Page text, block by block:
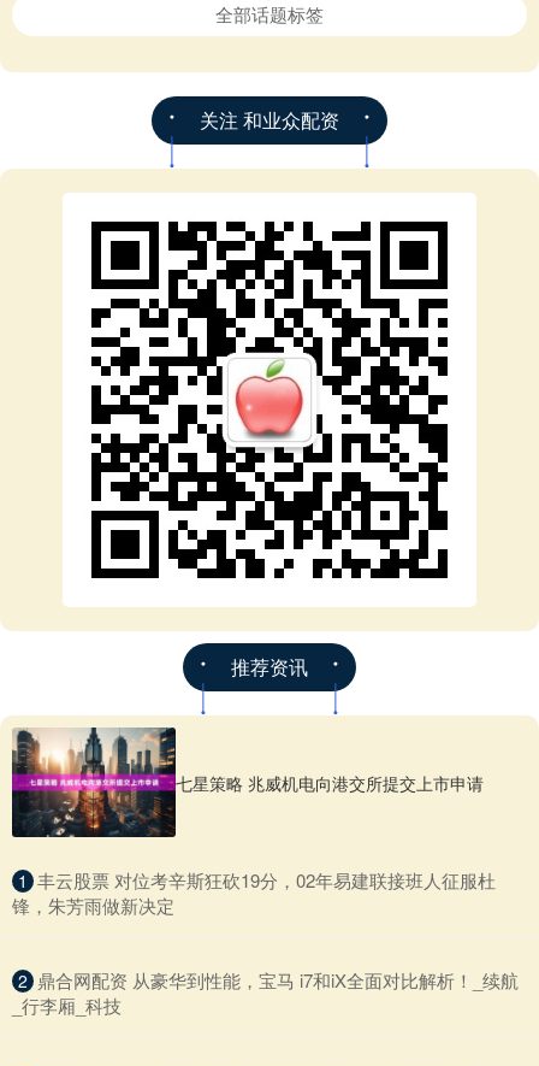
全部话题标签
关注 和业众配资
推荐资讯
七星策略 兆威机电向港交所提交上市申请
1 ​丰云股票 对位考辛斯狂砍19分，02年易建联接班人征服杜
锋，朱芳雨做新决定
2 ​鼎合网配资 从豪华到性能，宝马 i7和iX全面对比解析！_续航
_行李厢_科技